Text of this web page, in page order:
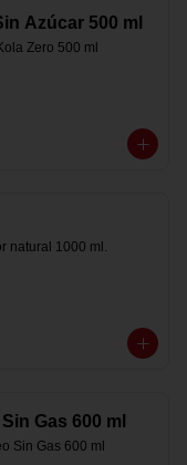
Azúcar 500 ml
Zero 500 ml
natural 1000 ml.
Gas 600 ml
Sin Gas 600 ml